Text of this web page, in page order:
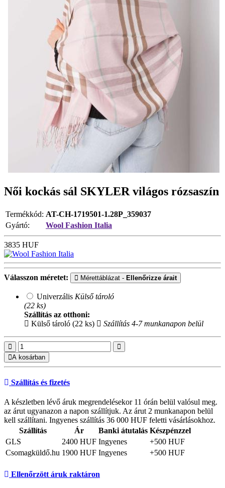
Női kockás sál SKYLER világos rózsaszín
Termékkód: AT-CH-1719501-1.28P_359037
Gyártó:
Wool Fashion Italia
3835 HUF
Válasszon méretet: Mérettáblázat - Ellenőrizze árait
Univerzális Külső tároló
(22 ks)
Szállítás az otthoni:
Külső tároló (22 ks)
Szállítás 4-7 munkanapon belül
A kosárban
Szállítás és fizetés
A készletben lévő áruk megrendelésekor 11 órán belül valósul meg.
az árut ugyanazon a napon szállítjuk. Az árut 2 munkanapon belül
kell szállítani. Ingyenes szállítás 36 000 HUF feletti vásárlásokhoz.
Szállítás
Ár Banki átutalás Készpénzzel
GLS
2400 HUF Ingyenes
+500 HUF
Csomagküldő.hu 1900 HUF Ingyenes +500 HUF
Ellenőrzött áruk raktáron